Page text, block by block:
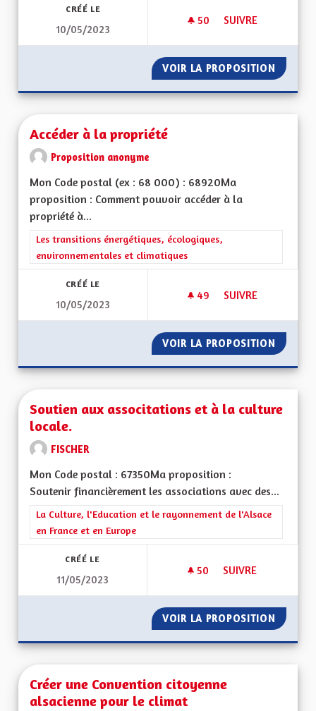
CRÉÉ LE
10/05/2023
50 50 ABONNÉS
SUIVRE
VOIR LA PROPOSITION UN
Accéder à la propriété
Proposition anonyme
Mon Code postal (ex : 68 000) : 68920Ma
proposition : Comment pouvoir accéder à la
propriété à...
Filtrer les résultats de la catégorie : Les transitions
Les transitions énergétiques, écologiques,
environnementales et climatiques
CRÉÉ LE
10/05/2023
49 49 ABONNÉS
SUIVRE
VOIR LA PROPOSITION
Soutien aux associtations et à la culture
locale.
FISCHER
Mon Code postal : 67350Ma proposition :
Soutenir financièrement les associations avec des...
Filtrer les résultats de la catégorie : La Culture, l'Education et
La Culture, l'Education et le rayonnement de l'Alsace
en France et en Europe
CRÉÉ LE
11/05/2023
50 50 ABONNÉS
SUIVRE
VOIR LA PROPOSITION
Créer une Convention citoyenne
alsacienne pour le climat